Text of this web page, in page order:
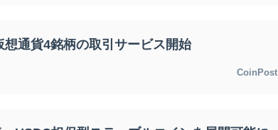
通貨4銘柄の取引サービス開始
CoinPost